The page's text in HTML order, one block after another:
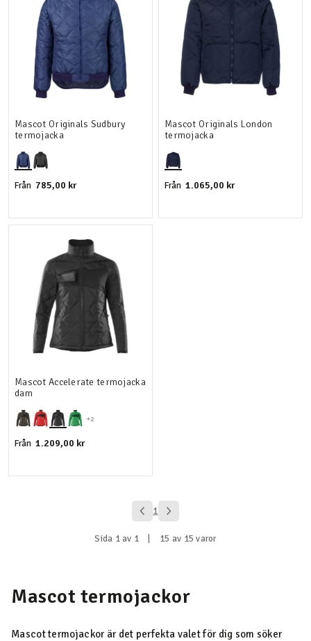
Mascot Originals Sudbury
termojacka
Från 785,00 kr
Mascot Originals London
termojacka
Från 1.065,00 kr
+2
Mascot Accelerate termojacka
dam
Från 1.209,00 kr
1
Sida 1 av 1 15 av 15 varor
Mascot termojackor
Mascot termojackor är det perfekta valet för dig som söker